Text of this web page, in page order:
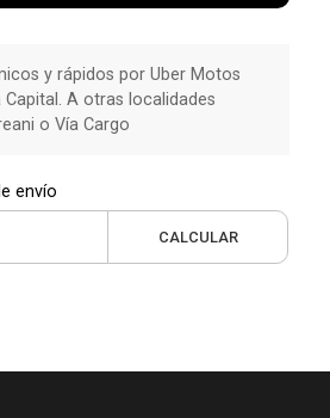
y rápidos por Uber Motos
A otras localidades
o Vía Cargo
envío
CALCULAR